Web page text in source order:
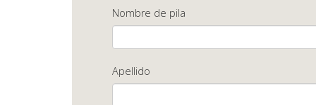
Nombre de pila
Apellido